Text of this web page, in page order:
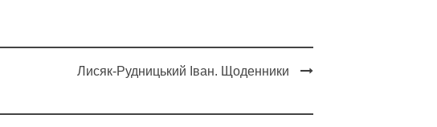
Лисяк-Рудницький Іван. Щоденники